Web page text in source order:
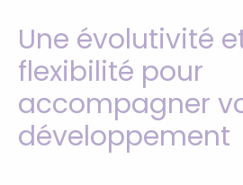
Une évolutivité
flexibilité pour
accompagner
développement